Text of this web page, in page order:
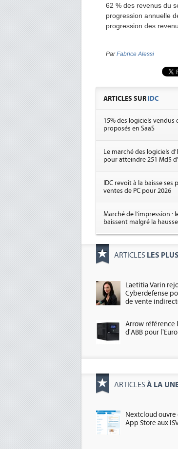
62 % des revenus du
progression annuelle
progression des
ParFabrice Alessi
ARTICLES SUR IDC
15% des logiciels vendus
proposés en SaaS
Le marché des logiciels
pour atteindre 251 Md$
IDC revoit à la baisse ses
ventes de PC pour 2026
Marché de l'impression :
baissent malgré la
ARTICLES LES
Laetitia Varin
Cyberdefense
de vente
Arrow référence
d'ABB pour
ARTICLES À LA
Nextcloud ouvre
App Store aux